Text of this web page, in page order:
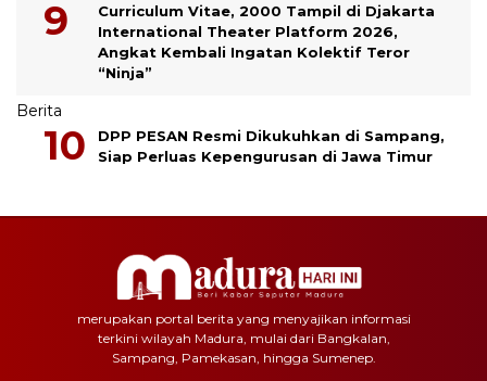
Curriculum Vitae, 2000 Tampil di Djakarta
International Theater Platform 2026,
Angkat Kembali Ingatan Kolektif Teror
“Ninja”
Berita
DPP PESAN Resmi Dikukuhkan di Sampang,
Siap Perluas Kepengurusan di Jawa Timur
merupakan portal berita yang menyajikan informasi
terkini wilayah Madura, mulai dari Bangkalan,
Sampang, Pamekasan, hingga Sumenep.